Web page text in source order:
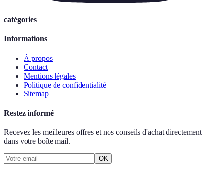
catégories
Informations
À propos
Contact
Mentions légales
Politique de confidentialité
Sitemap
Restez informé
Recevez les meilleures offres et nos conseils d'achat directement
dans votre boîte mail.
OK